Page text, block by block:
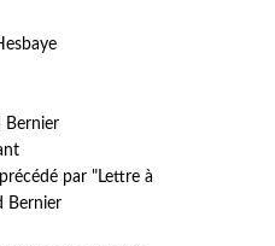
Bernier
par "Lettre à
Bernier